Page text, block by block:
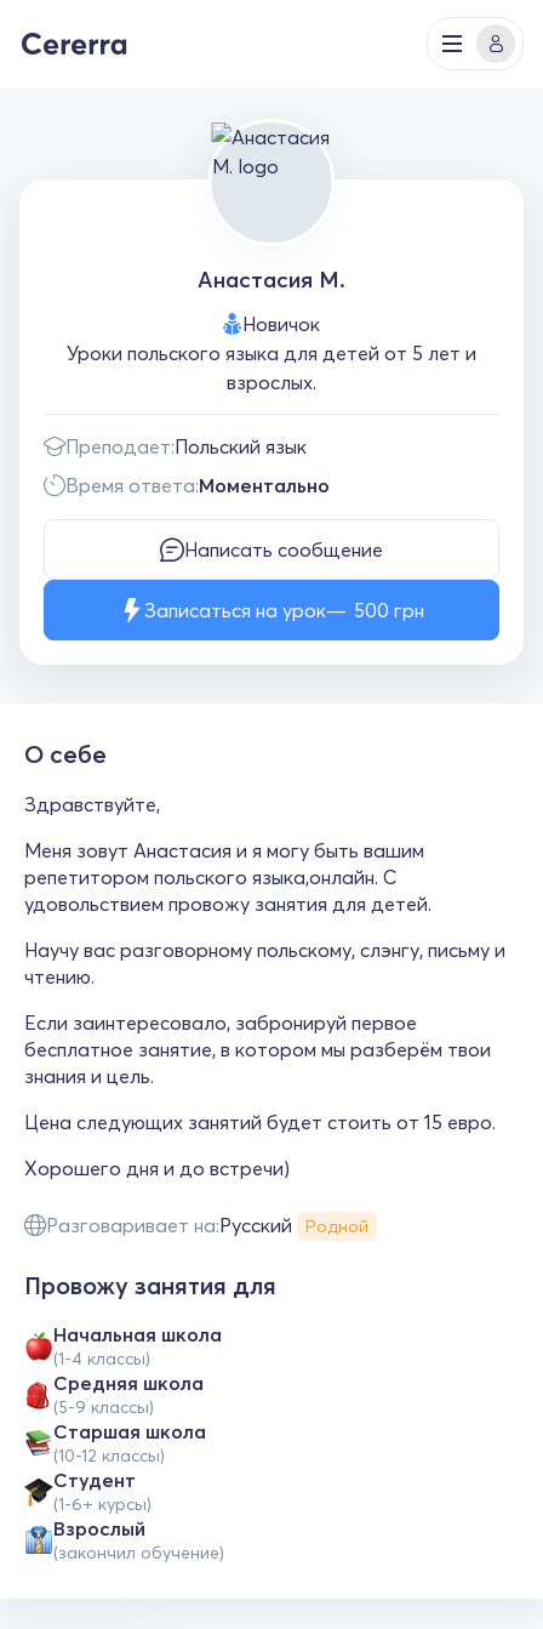
Анастасия М.
Новичок
Уроки польского языка для детей от 5 лет и
взрослых.
Преподает:Польский язык
Время ответа:Моментально
Написать сообщение
Записаться на урок 500 грн
О себе
Здравствуйте,
Меня зовут Анастасия и я могу быть вашим
репетитором польского языка,онлайн. С
удовольствием провожу занятия для детей.
Научу вас разговорному польскому, слэнгу, письму и
чтению.
Если заинтересовало, забронируй первое
бесплатное занятие, в котором мы разберём твои
знания и цель.
Цена следующих занятий будет стоить от 15 евро.
Хорошего дня и до встречи)
Разговаривает на:Русский Родной
Провожу занятия для
Начальная школа
(1-4 классы)
Средняя школа
(5-9 классы)
Cтаршая школа
(10-12 классы)
Студент
(1-6+ курсы)
Взрослый
(закончил обучение)